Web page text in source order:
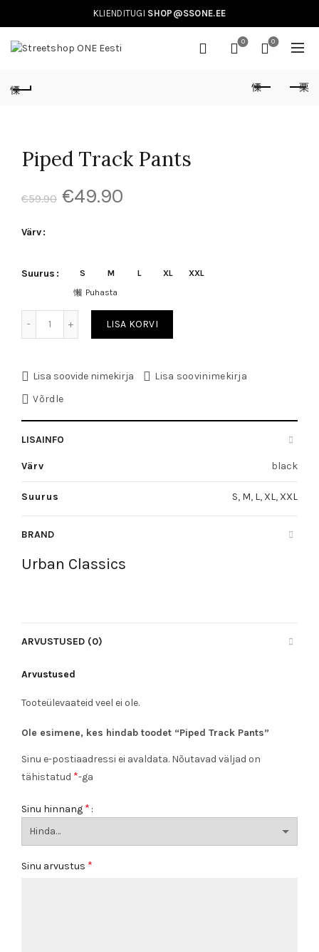
KLIENDITUGI SHOP@SSONE.EE
0 0
Piped Track Pants
€59.90 €49.90
Värv
Suurus S M L XL
XXL
Puhasta
LISA KORVI
Lisa soovide nimekirja
Lisa soovinimekirja
Võrdle
LISAINFO
Värv black
Suurus S, M, L, XL, XXL
BRAND
Urban Classics
ARVUSTUSED (0)
Arvustused
Tooteülevaateid veel ei ole.
Ole esimene, kes hindab toodet “Piped Track Pants”
Sinu e-postiaadressi ei avaldata. Nõutavad väljad on
tähistatud *-ga
Sinu hinnang *
Sinu arvustus *